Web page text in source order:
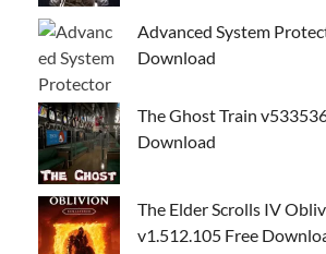
Advanced System
Download
The Ghost Train
Download
The Elder Scrolls IV
v1.512.105 Free